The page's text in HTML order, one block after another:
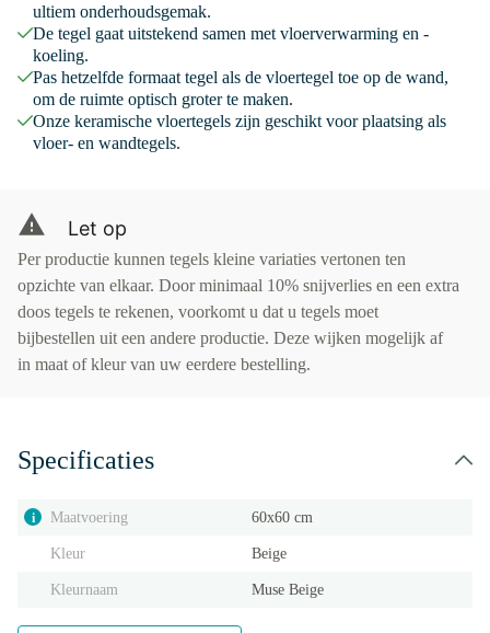
ultiem onderhoudsgemak.
De tegel gaat uitstekend samen met vloerverwarming en -
koeling.
Pas hetzelfde formaat tegel als de vloertegel toe op de wand,
om de ruimte optisch groter te maken.
Onze keramische vloertegels zijn geschikt voor plaatsing als
vloer- en wandtegels.
Let op
Per productie kunnen tegels kleine variaties vertonen ten
opzichte van elkaar. Door minimaal 10% snijverlies en een extra
doos tegels te rekenen, voorkomt u dat u tegels moet
bijbestellen uit een andere productie. Deze wijken mogelijk af
in maat of kleur van uw eerdere bestelling.
Specificaties
i Maatvoering 60x60 cm
Kleur Beige
Kleurnaam Muse Beige